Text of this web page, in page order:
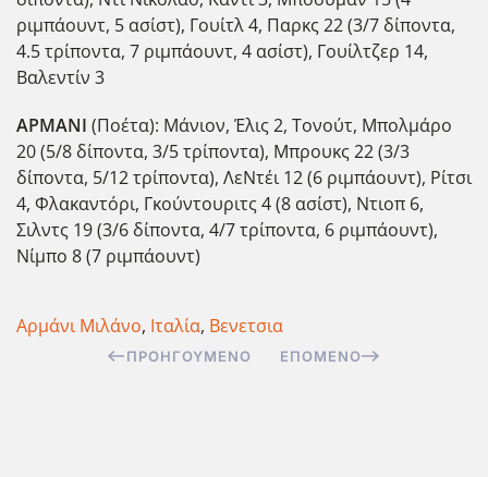
ριμπάουντ, 5 ασίστ), Γουίτλ 4, Παρκς 22 (3/7 δίποντα,
4.5 τρίποντα, 7 ριμπάουντ, 4 ασίστ), Γουίλτζερ 14,
Βαλεντίν 3
ΑΡΜΑΝΙ (Ποέτα): Μάνιον, Έλις 2, Τονούτ, Μπολμάρο
20 (5/8 δίποντα, 3/5 τρίποντα), Μπρουκς 22 (3/3
δίποντα, 5/12 τρίποντα), ΛεΝτέι 12 (6 ριμπάουντ), Ρίτσι
4, Φλακαντόρι, Γκούντουριτς 4 (8 ασίστ), Ντιοπ 6,
Σιλντς 19 (3/6 δίποντα, 4/7 τρίποντα, 6 ριμπάουντ),
Νίμπο 8 (7 ριμπάουντ)
Αρμάνι Μιλάνο, Ιταλία, Βενετσια
ΠΡΟΗΓΟΎΜΕΝΟ ΕΠΌΜΕΝΟ